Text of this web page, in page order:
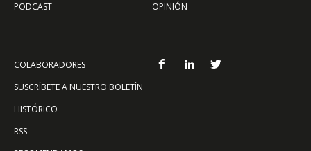
PODCAST
OPINIÓN
COLABORADORES
SUSCRÍBETE A NUESTRO BOLETÍN
HISTÓRICO
RSS